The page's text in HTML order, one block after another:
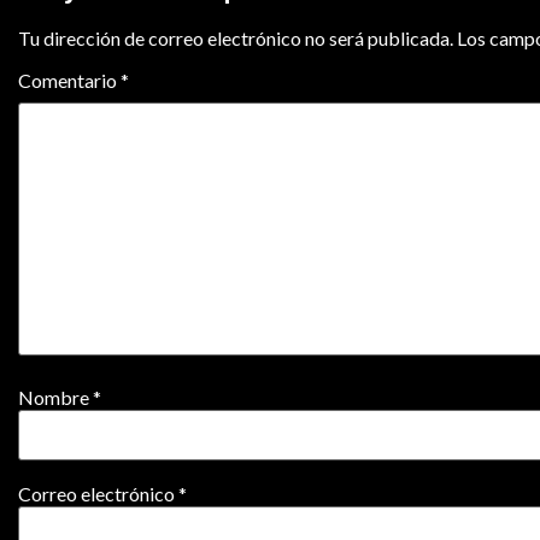
Tu dirección de correo electrónico no será publicada. Los
Comentario*
Nombre*
Correo electrónico*